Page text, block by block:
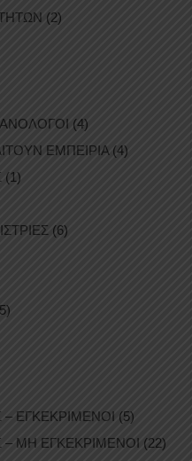
(2)
(4)
ΕΜΠΕΙΡΙΑ(4)
(1)
(6)
– ΕΓΚΕΚΡΙΜΕΝΟΙ (5)
– ΜΗ ΕΓΚΕΚΡΙΜΕΝΟΙ (22)